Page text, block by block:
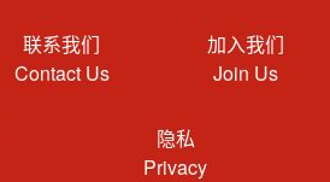
联系我们
Contact Us
加入我们
Join Us
隐私
Privacy